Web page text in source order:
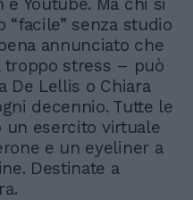
senza studio
annunciato che
troppo stress – può
De Lellis o Chiara
decennio. Tutte le
un esercito virtuale
e un eyeliner a
Destinate a